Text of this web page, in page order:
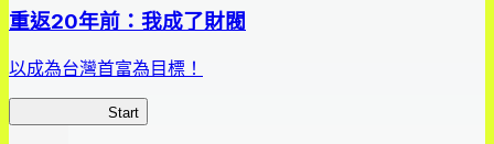
重返20年前：我成了財閥
以成為台灣首富為目標！
Start